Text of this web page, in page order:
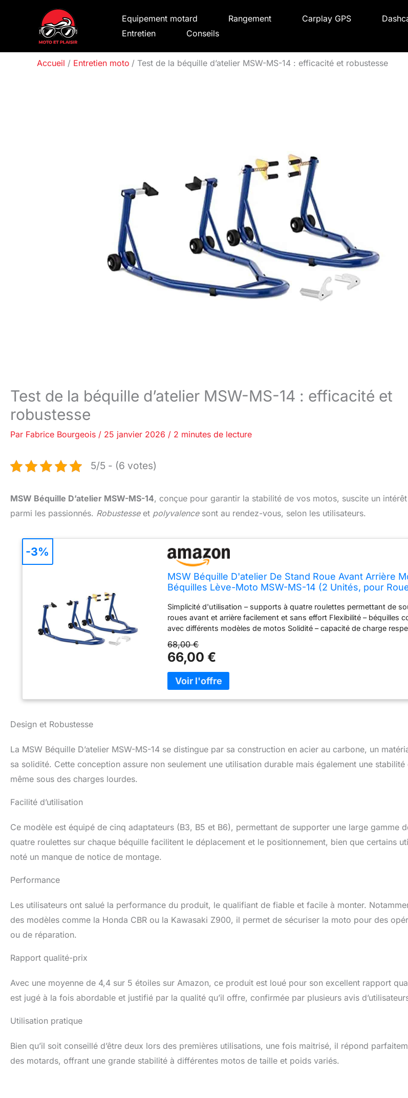
Equipement motard Rangement Carplay GPS
Entretien
Conseils
Accueil Entretien moto Test de la béquille d’atelier MSW-MS-14 : efficacité et robustesse
Test de la béquille d’atelier MSW-MS-14 : efficacité et
robustesse
Par Fabrice Bourgeois / 25 janvier 2026 / 2 minutes de lecture
5/5 - (6 votes)
MSW Béquille D’atelier MSW-MS-14, conçue pour garantir la stabilité de vos motos, suscite un
parmi les passionnés. Robustesseet polyvalencesont au rendez-vous, selon les utilisateurs.
MSW Béquille D'atelier De Stand Roue Avant Arrière
Béquilles Lève-Moto MSW-MS-14 (2 Unités, pour
Chacune)
Simplicité d'utilisation – supports à quatre roulettes permettant de
roues avant et arrière facilement et sans effort Flexibilité – béquilles
avec différents modèles de motos Solidité – capacité de charge
noir Mobilité – dimensions compactes de 78 x 46 x 40 cm
68,00 €
66,00 €
-3%
Design et Robustesse
La MSW Béquille D’atelier MSW-MS-14 se distingue par sa construction en acier au carbone, un
sa solidité. Cette conception assure non seulement une utilisation durable mais également une stabilité
même sous des charges lourdes.
Facilité d’utilisation
Ce modèle est équipé de cinq adaptateurs (B3, B5 et B6), permettant de supporter une large gamme
quatre roulettes sur chaque béquille facilitent le déplacement et le positionnement, bien que certains
noté un manque de notice de montage.
Performance
Les utilisateurs ont salué la performance du produit, le qualifiant de fiable et facile à monter.
des modèles comme la Honda CBR ou la Kawasaki Z900, il permet de sécuriser la moto pour des
ou de réparation.
Rapport qualité-prix
Avec une moyenne de 4,4 sur 5 étoiles sur Amazon, ce produit est loué pour son excellent rapport
est jugé à la fois abordable et justifié par la qualité qu’il offre, confirmée par plusieurs avis
Utilisation pratique
Bien qu’il soit conseillé d’être deux lors des premières utilisations, une fois maitrisé, il répond
des motards, offrant une grande stabilité à différentes motos de taille et poids variés.